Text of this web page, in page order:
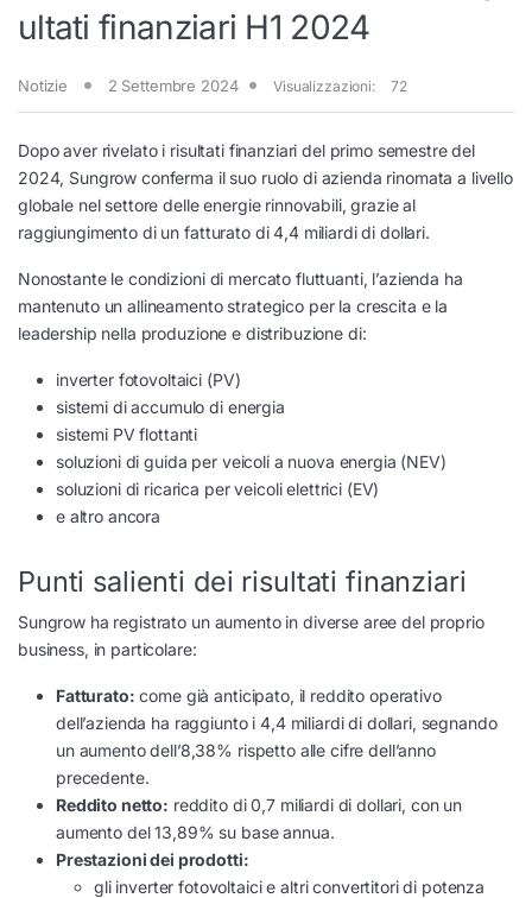
ultati finanziari H1 2024
Notizie 2 Settembre 2024 Visualizzazioni: 72
Dopo aver rivelato i risultati finanziari del primo semestre del
2024, Sungrow conferma il suo ruolo di azienda rinomata a livello
globale nel settore delle energie rinnovabili, grazie al
raggiungimento di un fatturato di 4,4 miliardi di dollari.
Nonostante le condizioni di mercato fluttuanti, l’azienda ha
mantenuto un allineamento strategico per la crescita e la
leadership nella produzione e distribuzione di:
inverter fotovoltaici (PV)
sistemi di accumulo di energia
sistemi PV flottanti
soluzioni di guida per veicoli a nuova energia (NEV)
soluzioni di ricarica per veicoli elettrici (EV)
e altro ancora
Punti salienti dei risultati finanziari
Sungrow ha registrato un aumento in diverse aree del proprio
business, in particolare:
Fatturato: come già anticipato, il reddito operativo
dell’azienda ha raggiunto i 4,4 miliardi di dollari, segnando
un aumento dell’8,38% rispetto alle cifre dell’anno
precedente.
Reddito netto: reddito di 0,7 miliardi di dollari, con un
aumento del 13,89% su base annua.
Prestazioni dei prodotti:
gli inverter fotovoltaici e altri convertitori di potenza